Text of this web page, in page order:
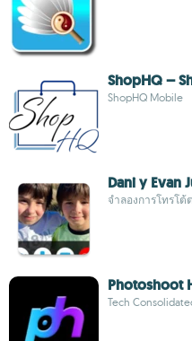
ShopHQ –
ShopHQ Mobile
Dani y Evan
จำลองการโทรโ
Photoshoot
Tech